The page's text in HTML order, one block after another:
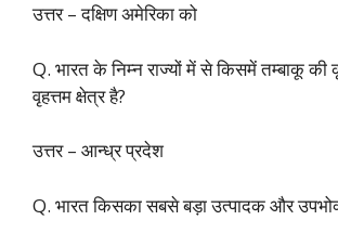
उत्तर – दक्षिण अमेरिका को
Q. भारत के निम्न राज्यों में से किसमें तम्बाकू की
वृहत्तम क्षेत्र है?
उत्तर – आन्ध्र प्रदेश
Q. भारत किसका सबसे बड़ा उत्पादक और